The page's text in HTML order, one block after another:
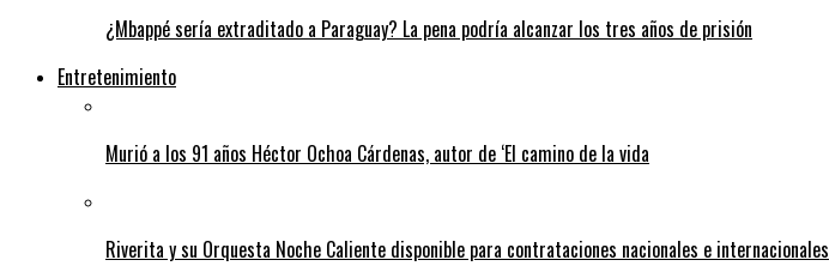
¿Mbappé sería extraditado a Paraguay? La pena podría alcanzar los tres años de prisión
Entretenimiento
Murió a los 91 años Héctor Ochoa Cárdenas, autor de ‘El camino de la vida
Riverita y su Orquesta Noche Caliente disponible para contrataciones nacionales e internacionales